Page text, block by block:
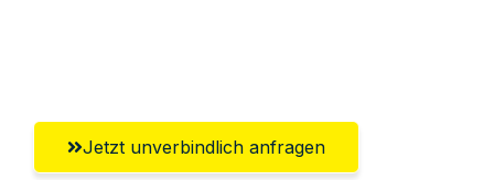
Jetzt unverbindlich anfragen